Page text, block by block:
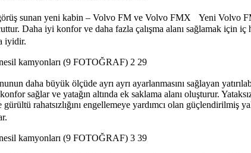
sunan yeni kabin – Volvo FM ve Volvo FMX Yeni Volvo
Daha iyi konfor ve daha fazla çalışma alanı sağlamak için iç
iyidir.
29
daha büyük ölçüde ayrı ayrı ayarlanmasını sağlayan
sağlar ve yatağın altında ek saklama alanı oluşturur.
gürültü rahatsızlığını engellemeye yardımcı olan
39